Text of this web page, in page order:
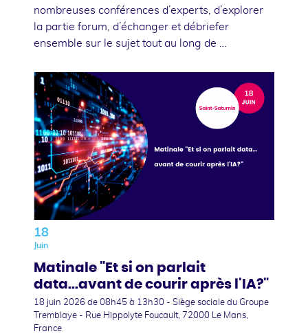
nombreuses conférences d’experts, d’explorer
la partie forum, d’échanger et débriefer
ensemble sur le sujet tout au long de …
18
Juin
Matinale "Et si on parlait
data...avant de courir après l'IA?"
18 juin 2026 de 08h45 à 13h30 - Siège sociale du Groupe
Tremblaye - Rue Hippolyte Foucault, 72000 Le Mans,
France